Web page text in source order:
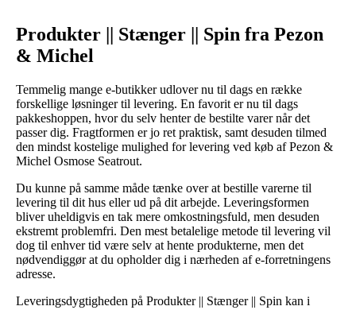
Produkter || Stænger || Spin fra Pezon
& Michel
Temmelig mange e-butikker udlover nu til dags en række
forskellige løsninger til levering. En favorit er nu til dags
pakkeshoppen, hvor du selv henter de bestilte varer når det
passer dig. Fragtformen er jo ret praktisk, samt desuden tilmed
den mindst kostelige mulighed for levering ved køb af Pezon &
Michel Osmose Seatrout.
Du kunne på samme måde tænke over at bestille varerne til
levering til dit hus eller ud på dit arbejde. Leveringsformen
bliver uheldigvis en tak mere omkostningsfuld, men desuden
ekstremt problemfri. Den mest betalelige metode til levering vil
dog til enhver tid være selv at hente produkterne, men det
nødvendiggør at du opholder dig i nærheden af e-forretningens
adresse.
Leveringsdygtigheden på Produkter || Stænger || Spin kan i